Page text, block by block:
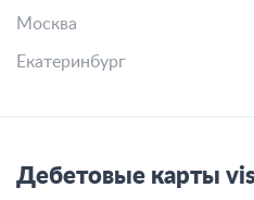
Москва
Екатеринбург
Дебетовые карты